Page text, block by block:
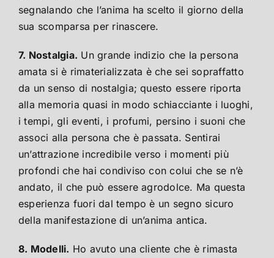
segnalando che l’anima ha scelto il giorno della
sua scomparsa per rinascere.
7. Nostalgia. Un grande indizio che la persona
amata si è rimaterializzata è che sei sopraffatto
da un senso di nostalgia; questo essere riporta
alla memoria quasi in modo schiacciante i luoghi,
i tempi, gli eventi, i profumi, persino i suoni che
associ alla persona che è passata. Sentirai
un’attrazione incredibile verso i momenti più
profondi che hai condiviso con colui che se n’è
andato, il che può essere agrodolce. Ma questa
esperienza fuori dal tempo è un segno sicuro
della manifestazione di un’anima antica.
8. Modelli. Ho avuto una cliente che è rimasta